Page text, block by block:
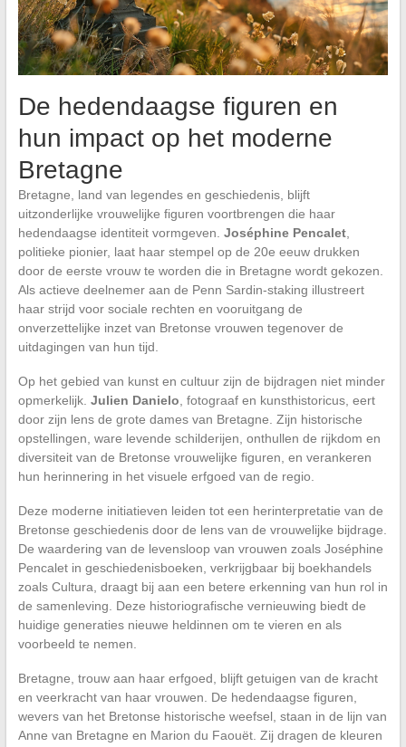
De hedendaagse figuren en
hun impact op het moderne
Bretagne
Bretagne, land van legendes en geschiedenis, blijft
uitzonderlijke vrouwelijke figuren voortbrengen die haar
hedendaagse identiteit vormgeven. Joséphine Pencalet,
politieke pionier, laat haar stempel op de 20e eeuw drukken
door de eerste vrouw te worden die in Bretagne wordt gekozen.
Als actieve deelnemer aan de Penn Sardin-staking illustreert
haar strijd voor sociale rechten en vooruitgang de
onverzettelijke inzet van Bretonse vrouwen tegenover de
uitdagingen van hun tijd.
Op het gebied van kunst en cultuur zijn de bijdragen niet minder
opmerkelijk. Julien Danielo , fotograaf en kunsthistoricus, eert
door zijn lens de grote dames van Bretagne. Zijn historische
opstellingen, ware levende schilderijen, onthullen de rijkdom en
diversiteit van de Bretonse vrouwelijke figuren, en verankeren
hun herinnering in het visuele erfgoed van de regio.
Deze moderne initiatieven leiden tot een herinterpretatie van de
Bretonse geschiedenis door de lens van de vrouwelijke bijdrage.
De waardering van de levensloop van vrouwen zoals Joséphine
Pencalet in geschiedenisboeken, verkrijgbaar bij boekhandels
zoals Cultura, draagt bij aan een betere erkenning van hun rol in
de samenleving. Deze historiografische vernieuwing biedt de
huidige generaties nieuwe heldinnen om te vieren en als
voorbeeld te nemen.
Bretagne, trouw aan haar erfgoed, blijft getuigen van de kracht
en veerkracht van haar vrouwen. De hedendaagse figuren,
wevers van het Bretonse historische weefsel, staan in de lijn van
Anne van Bretagne en Marion du Faouët. Zij dragen de kleuren